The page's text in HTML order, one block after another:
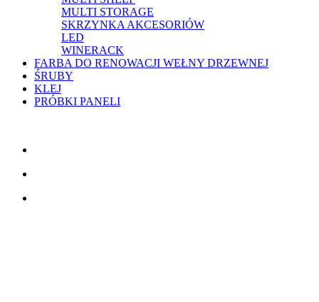
MULTI STORAGE
SKRZYNKA AKCESORIÓW
LED
WINERACK
FARBA DO RENOWACJI WEŁNY DRZEWNEJ
ŚRUBY
KLEJ
PRÓBKI PANELI